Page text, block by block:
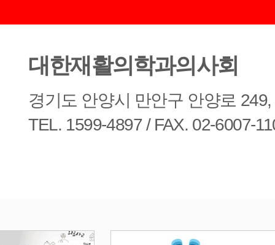
대한재활의학과의사회
경기도 안양시 만안구 안양로
TEL. 1599-4897 / FAX. 02-6007-